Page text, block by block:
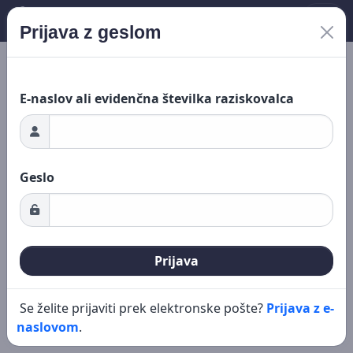
Nalaganje ...
Prijava z geslom
E-naslov ali evidenčna številka raziskovalca
Geslo
Prijava
Se želite prijaviti prek elektronske pošte? Prijava z e-
naslovom.